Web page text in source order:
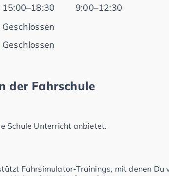
15:00–18:30 9:00–12:30
Geschlossen
Geschlossen
der Fahrschule
Schule Unterricht anbietet.
Fahrsimulator-Trainings, mit denen Du